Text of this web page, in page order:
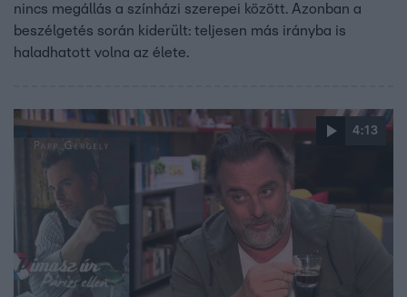
nincs megállás a színházi szerepei között. Azonban a
beszélgetés során kiderült: teljesen más irányba is
haladhatott volna az élete.
4:13